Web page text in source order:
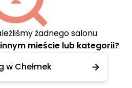
żadnego salonu
mieście lub kategorii?
w Chełmek